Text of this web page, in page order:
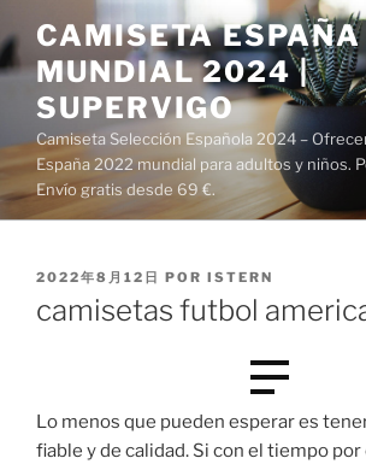
al
contenido
CAMISETA ESPAÑA
MUNDIAL 2024 |
SUPERVIGO
Camiseta Selección Española 2024 –
España 2022 mundial para adultos y niños.
Envío gratis desde 69 €.
PUBLICADO
2022年8月12日 POR ISTERN
camisetas futbol
Lo menos que pueden esperar es
fiable y de calidad. Si con el tiempo